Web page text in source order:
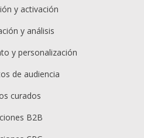
y activación
y análisis
y personalización
de audiencia
curados
B2B